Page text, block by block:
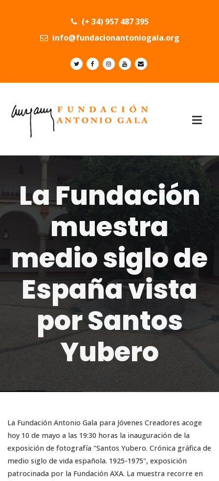
(+ 34) 957 487 395
info@fundacionantoniogala.org
La Fundación
muestra
medio siglo de
España vista
por Santos
Yubero
La Fundación Antonio Gala para Jóvenes Creadores acoge
hoy 10 de mayo a las 19:30 horas la inauguración de la
exposición de fotografía "Santos Yubero. Crónica gráfica de
medio siglo de vida española. 1925-1975", exposición
patrocinada por la Fundación AXA. La muestra recorre en